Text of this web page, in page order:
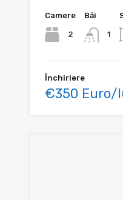
Camere
2
Băi
1
Închiriere
€350 Euro/